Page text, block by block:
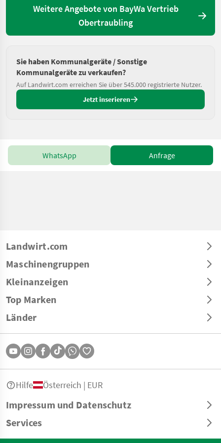
Weitere Angebote von BayWa Vertrieb
Obertraubling
Sie haben Kommunalgeräte / Sonstige
Kommunalgeräte zu verkaufen?
Auf Landwirt.com erreichen Sie über 545.000 registrierte Nutzer.
Jetzt inserieren
WhatsApp Anfrage
Landwirt.com
Maschinengruppen
Kleinanzeigen
Top Marken
Länder
Impressum und Datenschutz
Services
Hilfe Österreich | EUR